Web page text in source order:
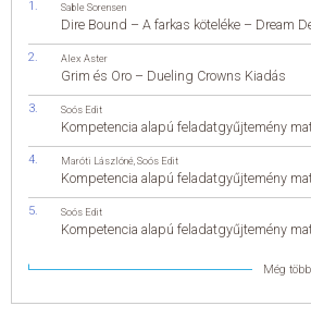
Sable Sorensen
Dire Bound – A farkas köteléke – Dream
Alex Aster
Grim és Oro – Dueling Crowns Kiadás
Soós Edit
Kompetencia alapú feladatgyűjtemény
Maróti Lászlóné Soós Edit
Kompetencia alapú feladatgyűjtemény
Soós Edit
Kompetencia alapú feladatgyűjtemény
Még több